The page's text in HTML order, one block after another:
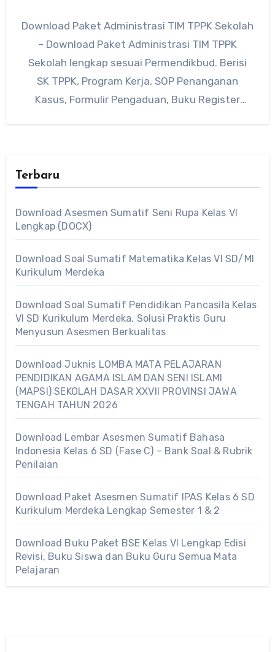
Download Paket Administrasi TIM TPPK Sekolah
– Download Paket Administrasi TIM TPPK
Sekolah lengkap sesuai Permendikbud. Berisi
SK TPPK, Program Kerja, SOP Penanganan
Kasus, Formulir Pengaduan, Buku Register
Terbaru
Download Asesmen Sumatif Seni Rupa Kelas VI
Lengkap (DOCX)
Download Soal Sumatif Matematika Kelas VI SD/MI
Kurikulum Merdeka
Download Soal Sumatif Pendidikan Pancasila Kelas
VI SD Kurikulum Merdeka, Solusi Praktis Guru
Menyusun Asesmen Berkualitas
Download Juknis LOMBA MATA PELAJARAN
PENDIDIKAN AGAMA ISLAM DAN SENI ISLAMI
(MAPSI) SEKOLAH DASAR XXVII PROVINSI JAWA
TENGAH TAHUN 2026
Download Lembar Asesmen Sumatif Bahasa
Indonesia Kelas 6 SD (Fase C) – Bank Soal & Rubrik
Penilaian
Download Paket Asesmen Sumatif IPAS Kelas 6 SD
Kurikulum Merdeka Lengkap Semester 1 & 2
Download Buku Paket BSE Kelas VI Lengkap Edisi
Revisi, Buku Siswa dan Buku Guru Semua Mata
Pelajaran